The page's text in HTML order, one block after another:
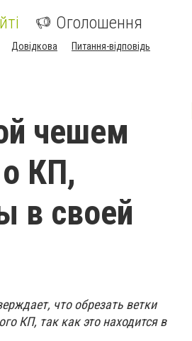
Оголошення
Довідкова Питання-відповідь
чешем
КП,
в своей
что обрезать ветки
КП, так как это находится в